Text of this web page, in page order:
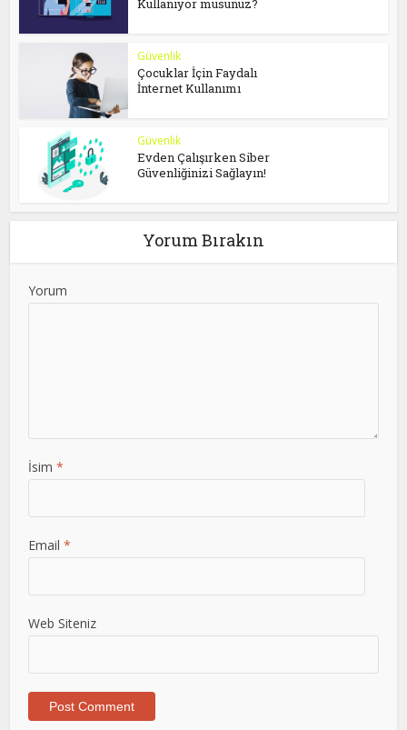
Kullanıyor musunuz?
Güvenlik
Çocuklar İçin Faydalı
İnternet Kullanımı
Güvenlik
Evden Çalışırken Siber
Güvenliğinizi Sağlayın!
Yorum Bırakın
Yorum
İsim *
Email *
Web Siteniz